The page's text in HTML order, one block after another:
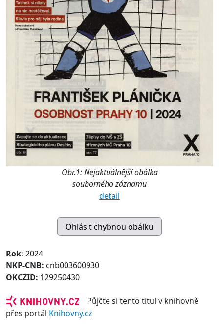
Obr.1: Nejaktuálnější obálka
souborného záznamu
detail
Rok: 2024
NKP-CNB: cnb003600930
OKCZID: 129250430
Půjčte si tento titul v knihovně
přes portál Knihovny.cz